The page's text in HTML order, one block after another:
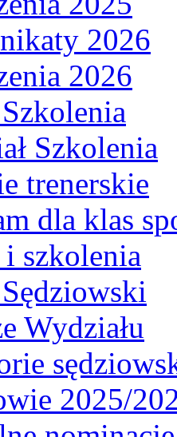
2026
2026
Szkolenia
trenerskie
dla klas
szkolenia
Wydziału
2025/